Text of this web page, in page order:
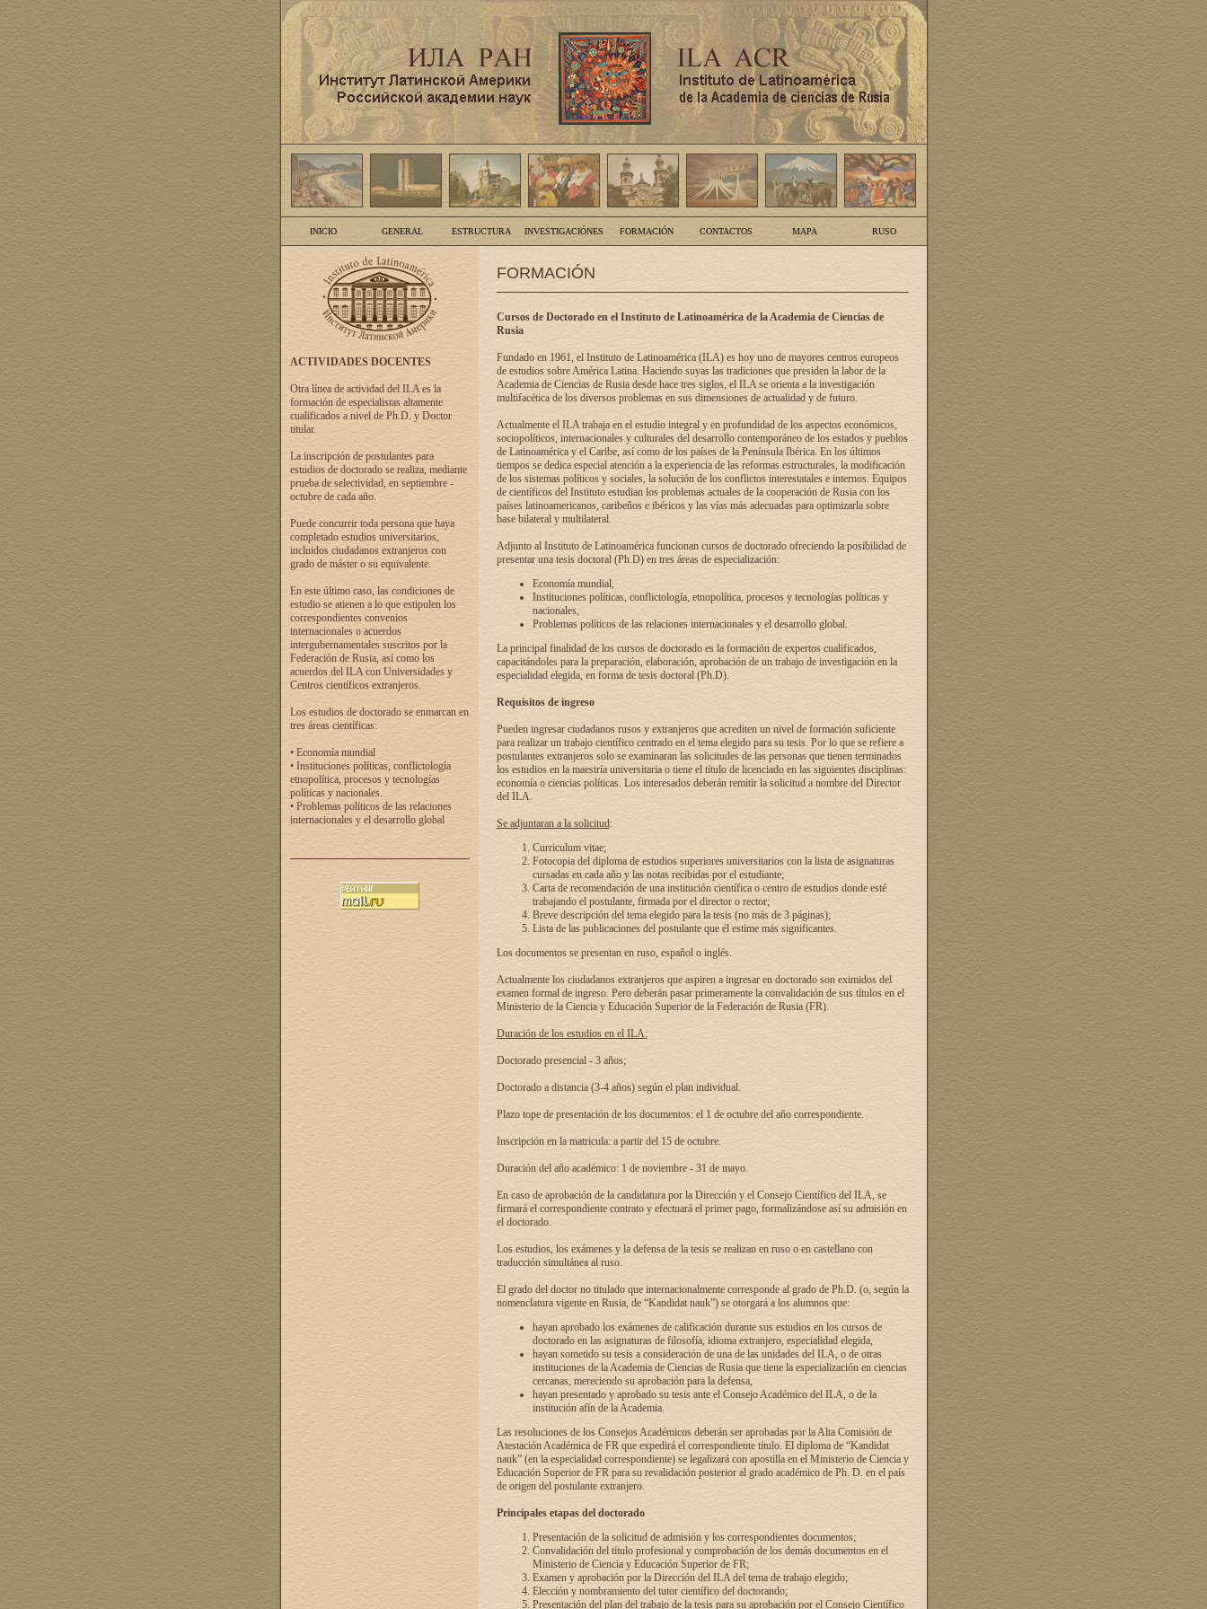
INICIO GENERAL ESTRUCTURA INVESTIGACIÓNES FORMACIÓN CONTACTOS MAPA RUSO
ACTIVIDADES DOCENTES
Otra línea de actividad del ILA es la
formación de especialistas altamente
cualificados a nivel de Ph.D. y Doctor
titular.
La inscripción de postulantes para
estudios de doctorado se realiza, mediante
prueba de selectividad, en septiembre -
octubre de cada año.
Puede concurrir toda persona que haya
completado estudios universitarios,
incluidos ciudadanos extranjeros con
grado de máster o su equivalente.
En este último caso, las condiciones de
estudio se atienen a lo que estipulen los
correspondientes convenios
internacionales o acuerdos
intergubernamentales suscritos por la
Federación de Rusia, así como los
acuerdos del ILA con Universidades y
Centros científicos extranjeros.
Los estudios de doctorado se enmarcan en
tres áreas científicas:
• Economía mundial
• Instituciones políticas, conflictología
etnopolítica, procesos y tecnologías
políticas y nacionales.
• Problemas políticos de las relaciones
internacionales y el desarrollo global
FORMACIÓN
Cursos de Doctorado en el Instituto de Latinoamérica de la Academia de Ciencias de
Rusia
Fundado en 1961, el Instituto de Latinoamérica (ILA) es hoy uno de mayores centros europeos
de estudios sobre América Latina. Haciendo suyas las tradiciones que presiden la labor de la
Academia de Ciencias de Rusia desde hace tres siglos, el ILA se orienta a la investigación
multifacética de los diversos problemas en sus dimensiones de actualidad y de futuro.
Actualmente el ILA trabaja en el estudio integral y en profundidad de los aspectos económicos,
sociopolíticos, internacionales y culturales del desarrollo contemporáneo de los estados y pueblos
de Latinoamérica y el Caribe, así como de los países de la Península Ibérica. En los últimos
tiempos se dedica especial atención a la experiencia de las reformas estructurales, la modificación
de los sistemas políticos y sociales, la solución de los conflictos interestatales e internos. Equipos
de científicos del Instituto estudian los problemas actuales de la cooperación de Rusia con los
países latinoamericanos, caribeños e ibéricos y las vías más adecuadas para optimizarla sobre
base bilateral y multilateral.
Adjunto al Instituto de Latinoamérica funcionan cursos de doctorado ofreciendo la posibilidad de
presentar una tesis doctoral (Ph.D) en tres áreas de especialización:
Economía mundial,
Instituciones políticas, conflictología, etnopolítica, procesos y tecnologías políticas y
nacionales,
Problemas políticos de las relaciones internacionales y el desarrollo global.
La principal finalidad de los cursos de doctorado es la formación de expertos cualificados,
capacitándoles para la preparación, elaboración, aprobación de un trabajo de investigación en la
especialidad elegida, en forma de tesis doctoral (Ph.D).
Requisitos de ingreso
Pueden ingresar ciudadanos rusos y extranjeros que acrediten un nivel de formación suficiente
para realizar un trabajo científico centrado en el tema elegido para su tesis. Por lo que se refiere a
postulantes extranjeros solo se examinaran las solicitudes de las personas que tienen terminados
los estudios en la maestría universitaria o tiene el título de licenciado en las siguientes disciplinas:
economía o ciencias políticas. Los interesados deberán remitir la solicitud a nombre del Director
del ILA.
Se adjuntaran a la solicitud:
Curriculum vitae;
Fotocopia del diploma de estudios superiores universitarios con la lista de asignaturas
cursadas en cada año y las notas recibidas por el estudiante;
Carta de recomendación de una institución científica o centro de estudios donde esté
trabajando el postulante, firmada por el director o rector;
Breve descripción del tema elegido para la tesis (no más de 3 páginas);
Lista de las publicaciones del postulante que él estime más significantes.
Los documentos se presentan en ruso, español o inglés.
Actualmente los ciudadanos extranjeros que aspiren a ingresar en doctorado son eximidos del
examen formal de ingreso. Pero deberán pasar primeramente la convalidación de sus títulos en el
Ministerio de la Ciencia y Educación Superior de la Federación de Rusia (FR).
Duración de los estudios en el ILA:
Doctorado presencial - 3 años;
Doctorado a distancia (3-4 años) según el plan individual.
Plazo tope de presentación de los documentos: el 1 de octubre del año correspondiente.
Inscripción en la matricula: a partir del 15 de octubre.
Duración del año académico: 1 de noviembre - 31 de mayo.
En caso de aprobación de la candidatura por la Dirección y el Consejo Científico del ILA, se
firmará el correspondiente contrato y efectuará el primer pago, formalizándose así su admisión en
el doctorado.
Los estudios, los exámenes y la defensa de la tesis se realizan en ruso o en castellano con
traducción simultánea al ruso.
El grado del doctor no titulado que internacionalmente corresponde al grado de Ph.D. (o, según la
nomenclatura vigente en Rusia, de “Kandidat nauk”) se otorgará a los alumnos que:
hayan aprobado los exámenes de calificación durante sus estudios en los cursos de
doctorado en las asignaturas de filosofía, idioma extranjero, especialidad elegida,
hayan sometido su tesis a consideración de una de las unidades del ILA, o de otras
instituciones de la Academia de Ciencias de Rusia que tiene la especialización en ciencias
cercanas, mereciendo su aprobación para la defensa,
hayan presentado y aprobado su tesis ante el Consejo Académico del ILA, o de la
institución afín de la Academia.
Las resoluciones de los Consejos Académicos deberán ser aprobadas por la Alta Comisión de
Atestación Académica de FR que expedirá el correspondiente título. El diploma de “Kandidat
nauk” (en la especialidad correspondiente) se legalizará con apostilla en el Ministerio de Ciencia y
Educación Superior de FR para su revalidación posterior al grado académico de Ph. D. en el país
de origen del postulante extranjero.
Principales etapas del doctorado
Presentación de la solicitud de admisión y los correspondientes documentos;
Convalidación del título profesional y comprobación de los demás documentos en el
Ministerio de Ciencia y Educación Superior de FR;
Examen y aprobación por la Dirección del ILA del tema de trabajo elegido;
Elección y nombramiento del tutor científico del doctorando;
Presentación del plan del trabajo de la tesis para su aprobación por el Consejo Científico